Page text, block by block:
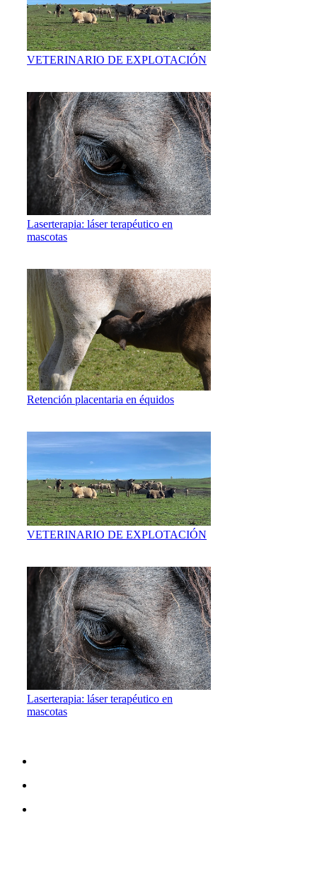
VETERINARIO DE EXPLOTACIÓN
Laserterapia: láser terapéutico en
mascotas
Retención placentaria en équidos
VETERINARIO DE EXPLOTACIÓN
Laserterapia: láser terapéutico en
mascotas